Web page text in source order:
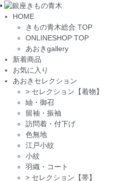
Toggle
navigation
HOME
きもの青木総合 TOP
ONLINESHOP TOP
あおきgallery
新着商品
お気に入り
あおきセレクション
> セレクション【着物】
紬・御召
留袖・振袖
訪問着・付下げ
色無地
江戸小紋
小紋
羽織・コート
> セレクション【帯】